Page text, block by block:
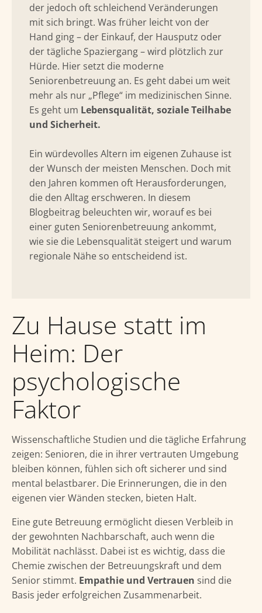
der jedoch oft schleichend Veränderungen
mit sich bringt. Was früher leicht von der
Hand ging – der Einkauf, der Hausputz oder
der tägliche Spaziergang – wird plötzlich zur
Hürde. Hier setzt die moderne
Seniorenbetreuung an. Es geht dabei um weit
mehr als nur „Pflege“ im medizinischen Sinne.
Es geht um Lebensqualität, soziale Teilhabe
und Sicherheit.
Ein würdevolles Altern im eigenen Zuhause ist
der Wunsch der meisten Menschen. Doch mit
den Jahren kommen oft Herausforderungen,
die den Alltag erschweren. In diesem
Blogbeitrag beleuchten wir, worauf es bei
einer guten Seniorenbetreuung ankommt,
wie sie die Lebensqualität steigert und warum
regionale Nähe so entscheidend ist.
Zu Hause statt im
Heim: Der
psychologische
Faktor
Wissenschaftliche Studien und die tägliche Erfahrung
zeigen: Senioren, die in ihrer vertrauten Umgebung
bleiben können, fühlen sich oft sicherer und sind
mental belastbarer. Die Erinnerungen, die in den
eigenen vier Wänden stecken, bieten Halt.
Eine gute Betreuung ermöglicht diesen Verbleib in
der gewohnten Nachbarschaft, auch wenn die
Mobilität nachlässt. Dabei ist es wichtig, dass die
Chemie zwischen der Betreuungskraft und dem
Senior stimmt. Empathie und Vertrauen sind die
Basis jeder erfolgreichen Zusammenarbeit.